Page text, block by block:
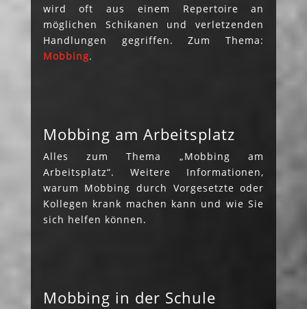
wird oft aus einem Repertoire an
möglichen Schikanen und verletzenden
Handlungen gegriffen. Zum Thema:
Mobbing.
Mobbing am Arbeitsplatz
Alles zum Thema „Mobbing am
Arbeitsplatz“. Weitere Informationen,
warum Mobbing durch Vorgesetzte oder
Kollegen krank machen kann und wie Sie
sich helfen können.
Mobbing in der Schule